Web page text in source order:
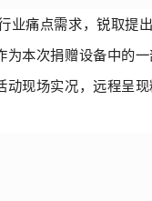
业痛点需求，锐取提
本次捐赠设备中的
现场实况，远程呈